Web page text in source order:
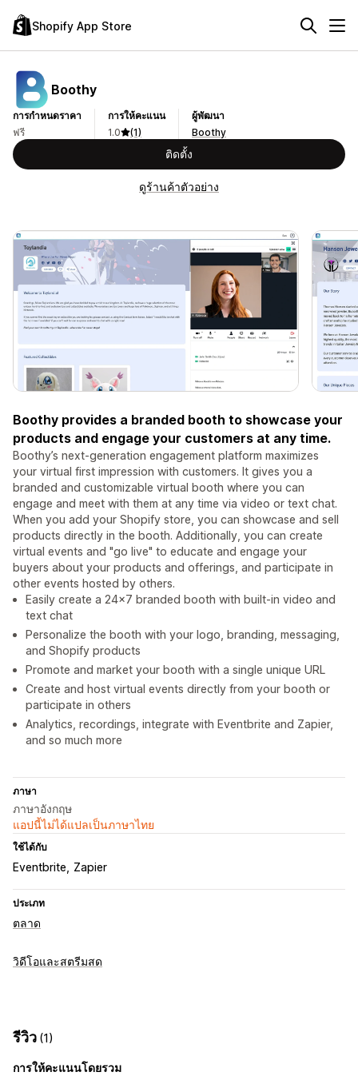
Shopify App Store
Boothy
การกำหนดราคา
ฟรี
การให้คะแนน
1.0
(1)
ผู้พัฒนา
Boothy
ติดตั้ง
ดูร้านค้าตัวอย่าง
Boothy provides a branded booth to showcase your
products and engage your customers at any time.
Boothy’s next-generation engagement platform maximizes
your virtual first impression with customers. It gives you a
branded and customizable virtual booth where you can
engage and meet with them at any time via video or text chat.
When you add your Shopify store, you can showcase and sell
products directly in the booth. Additionally, you can create
virtual events and "go live" to educate and engage your
buyers about your products and offerings, and participate in
other events hosted by others.
Easily create a 24x7 branded booth with built-in video and
text chat
Personalize the booth with your logo, branding, messaging,
and Shopify products
Promote and market your booth with a single unique URL
Create and host virtual events directly from your booth or
participate in others
Analytics, recordings, integrate with Eventbrite and Zapier,
and so much more
ภาษา
ภาษาอังกฤษ
แอปนี้ไม่ได้แปลเป็นภาษาไทย
ใช้ได้กับ
Eventbrite Zapier
ประเภท
ตลาด
วิดีโอและสตรีมสด
รีวิว (1)
การให้คะแนนโดยรวม